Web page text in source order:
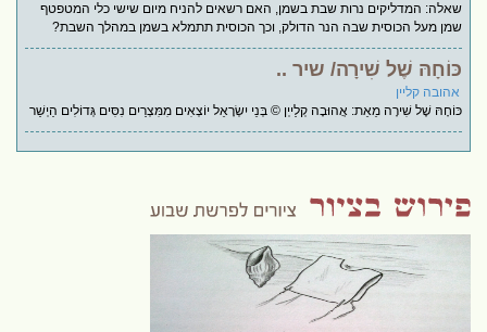
שאלה: המדליקים נרות שבת בשמן, האם רשאים להניח מיום שישי כלי המטפטף
שמן מעל הכוסית שבה הנר הדולק, וכך הכוסית תתמלא בשמן במהלך השבת?
כּוֹחָהּ שֶׁל שִׁירָה/ שיר ..
אהובה קליין
כּוֹחָהּ שֶׁל שִׁירָה מֵאֵת: אֲהוּבָה קְלַייְן © בְּנֵי יִשְׂרָאֵל יוֹצְאִים מִמִּצְרַיִם נִסִּים גְּדוֹלִים הַיְשַׁר